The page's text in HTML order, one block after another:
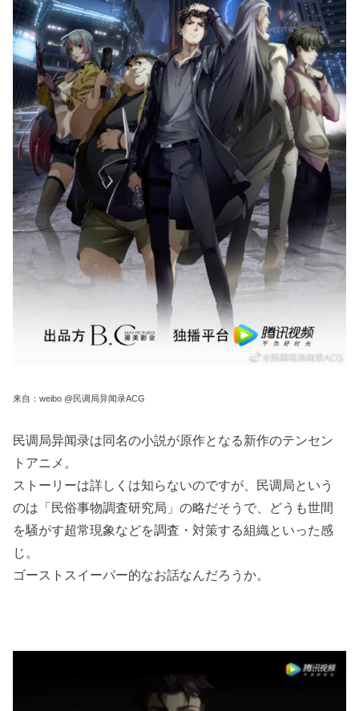
来自：weibo @民调局异闻录ACG
民调局异闻录は同名の小説が原作となる新作のテンセン
トアニメ。
ストーリーは詳しくは知らないのですが、民调局という
のは「民俗事物調査研究局」の略だそうで、どうも世間
を騒がす超常現象などを調査・対策する組織といった感
じ。
ゴーストスイーパー的なお話なんだろうか。